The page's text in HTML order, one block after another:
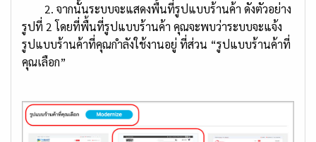
2. จากนั้นระบบจะแสดงพื้นที่รูปแบบร้านค้า ดังตัวอย่าง
รูปที่ 2 โดยที่พื้นที่รูปแบบร้านค้า คุณจะพบว่าระบบจะแจ้ง
รูปแบบร้านค้าที่คุณกำลังใช้งานอยู่ ที่ส่วน “รูปแบบร้านค้าที่
คุณเลือก”